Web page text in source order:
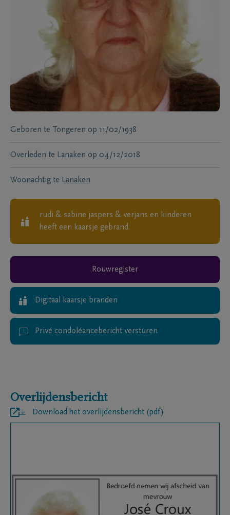
Geboren te Tongeren op 11/02/1938
Overleden te Lanaken op 04/12/2018
Woonachtig te Lanaken
rudi & sabine jaspers & verjans en kinderen
heeft een kaarsje gebrand.
Rouwregister
Digitaal kaarsje branden
Privé condoléancebericht versturen
Overlijdensbericht
Download het overlijdensbericht (pdf)